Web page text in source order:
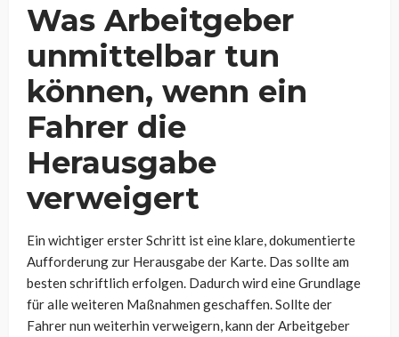
Was Arbeitgeber
unmittelbar tun
können, wenn ein
Fahrer die
Herausgabe
verweigert
Ein wichtiger erster Schritt ist eine klare, dokumentierte
Aufforderung zur Herausgabe der Karte. Das sollte am
besten schriftlich erfolgen. Dadurch wird eine Grundlage
für alle weiteren Maßnahmen geschaffen. Sollte der
Fahrer nun weiterhin verweigern, kann der Arbeitgeber